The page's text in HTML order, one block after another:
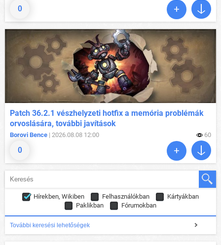
0
0
Patch 36.2.1 vészhelyzeti hotfix a memória problémák
orvoslására, további javítások
Borovi Bence | 2026.08.08 12:00 60
Hírekben, Wikiben Felhasználókban
Kártyákban
Paklikban
Fórumokban
További keresési lehetőségek